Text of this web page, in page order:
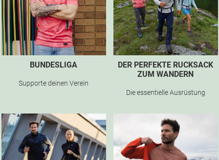
BUNDESLIGA
Supporte deinen Verein
DER PERFEKTE RUCKSACK
ZUM WANDERN
Die essentielle Ausrüstung